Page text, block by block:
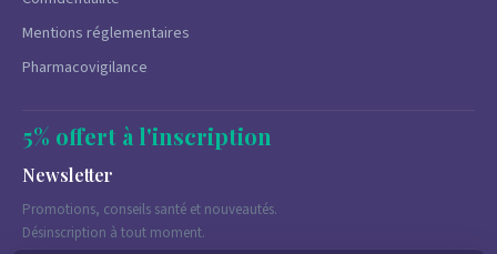
Mentions réglementaires
Pharmacovigilance
5% offert à l'inscription
Newsletter
Promotions, conseils santé et nouveautés.
Désinscription à tout moment.